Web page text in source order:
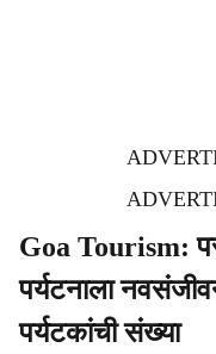
Goa Tourism:
पर्यटनाला
पर्यटकांची संख्‍या